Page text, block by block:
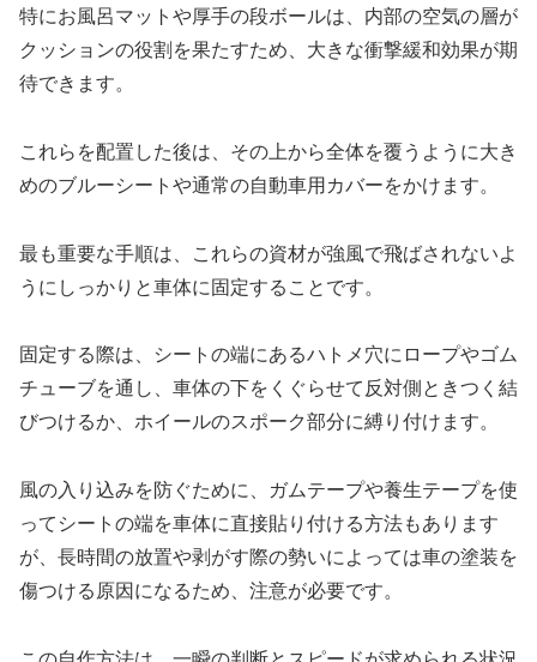
特にお風呂マットや厚手の段ボールは、内部の空気の層が
クッションの役割を果たすため、大きな衝撃緩和効果が期
待できます。
これらを配置した後は、その上から全体を覆うように大き
めのブルーシートや通常の自動車用カバーをかけます。
最も重要な手順は、これらの資材が強風で飛ばされないよ
うにしっかりと車体に固定することです。
固定する際は、シートの端にあるハトメ穴にロープやゴム
チューブを通し、車体の下をくぐらせて反対側ときつく結
びつけるか、ホイールのスポーク部分に縛り付けます。
風の入り込みを防ぐために、ガムテープや養生テープを使
ってシートの端を車体に直接貼り付ける方法もあります
が、長時間の放置や剥がす際の勢いによっては車の塗装を
傷つける原因になるため、注意が必要です。